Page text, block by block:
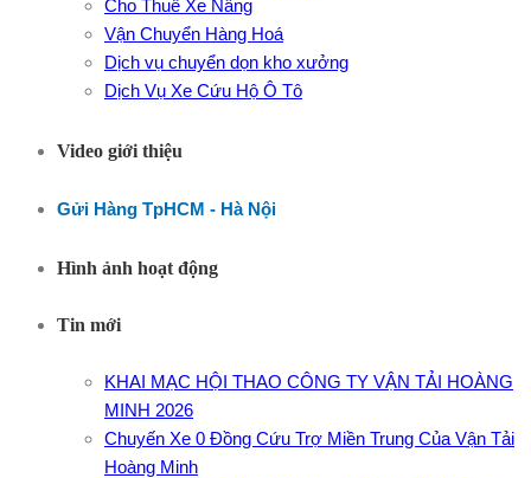
Cho Thuê Xe Nâng
Vận Chuyển Hàng Hoá
Dịch vụ chuyển dọn kho xưởng
Dịch Vụ Xe Cứu Hộ Ô Tô
Video giới thiệu
Gửi Hàng TpHCM - Hà Nội
Hình ảnh hoạt động
Tin mới
KHAI MẠC HỘI THAO CÔNG TY VẬN TẢI HOÀNG
MINH 2026
Chuyến Xe 0 Đồng Cứu Trợ Miền Trung Của Vận Tải
Hoàng Minh